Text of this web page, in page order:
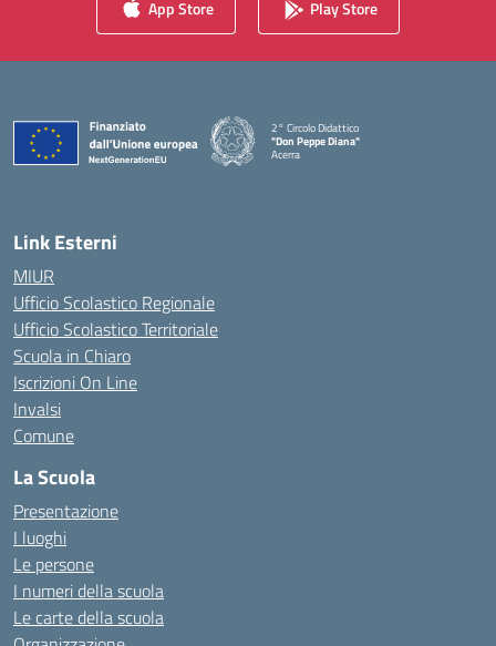
App Store Play Store
2° Circolo Didattico
"Don Peppe Diana"
Acerra
Link Esterni
MIUR
Ufficio Scolastico Regionale
Ufficio Scolastico Territoriale
Scuola in Chiaro
Iscrizioni On Line
Invalsi
Comune
La Scuola
Presentazione
I luoghi
Le persone
I numeri della scuola
Le carte della scuola